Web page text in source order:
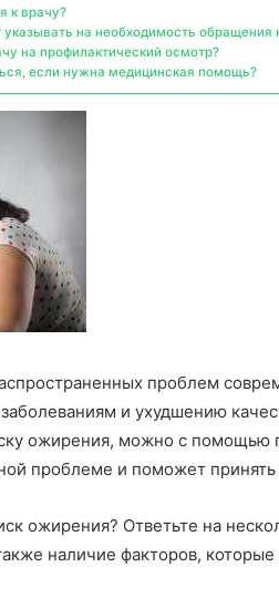
к врачу?
на необходимость обращения
на профилактический осмотр?
если нужна медицинская помощь?
проблем
и ухудшению
ожирения, можно с помощью
проблеме и поможет
ожирения? Ответьте на
наличие факторов, которые